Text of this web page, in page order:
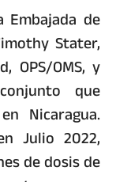
Embajada de
Stater,
OPS/OMS, y
que
Nicaragua.
Julio 2022,
de dosis de